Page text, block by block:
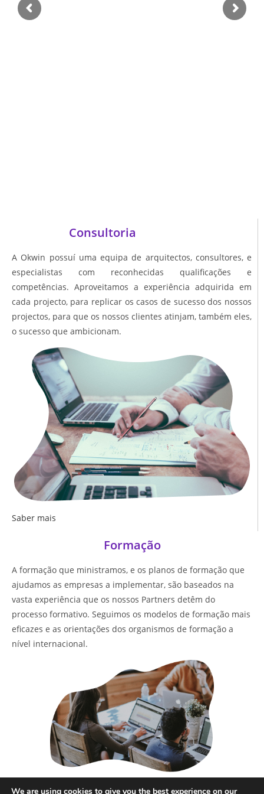
Consultoria
A Okwin possuí uma equipa de arquitectos, consultores, e
especialistas com reconhecidas qualificações e
competências. Aproveitamos a experiência adquirida em
cada projecto, para replicar os casos de sucesso dos nossos
projectos, para que os nossos clientes atinjam, também eles,
o sucesso que ambicionam.
Saber mais
Formação
A formação que ministramos, e os planos de formação que
ajudamos as empresas a implementar, são baseados na
vasta experiência que os nossos Partners detêm do
processo formativo. Seguimos os modelos de formação mais
eficazes e as orientações dos organismos de formação a
nível internacional.
Saber mais
We are using cookies to give you the best experience on our